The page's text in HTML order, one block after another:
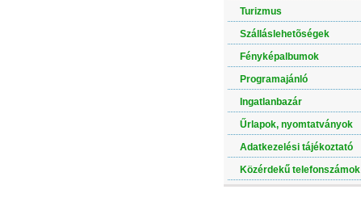
Turizmus
Szálláslehetõségek
Fényképalbumok
Programajánló
Ingatlanbazár
Űrlapok, nyomtatványok
Adatkezelési tájékoztató
Közérdekű telefonszámok